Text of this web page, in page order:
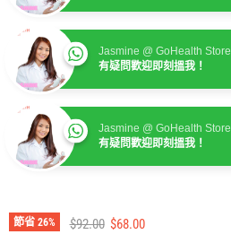
Jasmine @ GoHealth Store
有疑問歡迎即刻搵我！
Jasmine @ GoHealth Store
有疑問歡迎即刻搵我！
節省 26% 建議零售價
$92.00 售價
$68.00